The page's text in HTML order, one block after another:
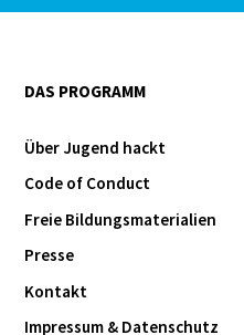
DAS PROGRAMM
Über Jugend hackt
Code of Conduct
Freie Bildungsmaterialien
Presse
Kontakt
Impressum & Datenschutz